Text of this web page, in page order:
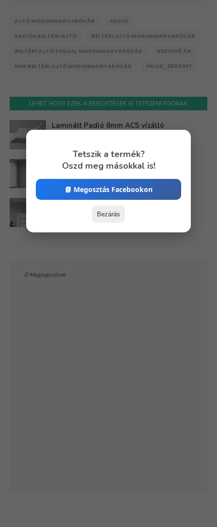
AJTÓ MOSONMAGYARÓVÁR
AKCIÓ
AKCIÓS BELTÉRI AJTÓ
BELTÉRI AJTÓ MOSONMAGYARÓVÁR
BELTÉRI AJTÓ TOKKAL MOSONMAGYARÓVÁR
KEDVEZŐ ÁR
MDF BELTÉRI AJTÓ MOSONMAGYARÓVÁR
PRICE_65000FT
LEHET, HOGY EZEK A BEJEGYZÉSEK IS TETSZENI FOGNAK
Laminált Padló 8mm AC5 vízálló
MDF Beltéri Ajtó Sonoma Tölgy
December 13, 2025
0 Megjegyzések
Tetszik a termék?
Oszd meg másokkal is!
📘 Megosztás Facebookon
Bezárás